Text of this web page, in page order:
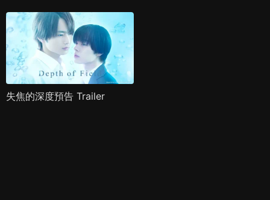
失焦的深度預告 Trailer